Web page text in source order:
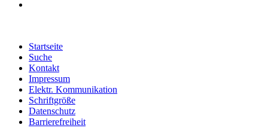
Startseite
Suche
Kontakt
Impressum
Elektr. Kommunikation
Schriftgröße
Datenschutz
Barrierefreiheit